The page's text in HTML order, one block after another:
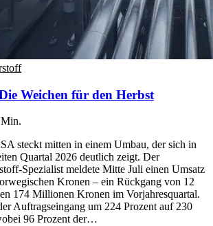
Weichen für den Herbst
steckt mitten in einem Umbau, der sich in
Quartal 2026 deutlich zeigt. Der
Spezialist meldete Mitte Juli einen Umsatz
Kronen – ein Rückgang von 12
174 Millionen Kronen im Vorjahresquartal.
Auftragseingang um 224 Prozent auf 230
96 Prozent der…